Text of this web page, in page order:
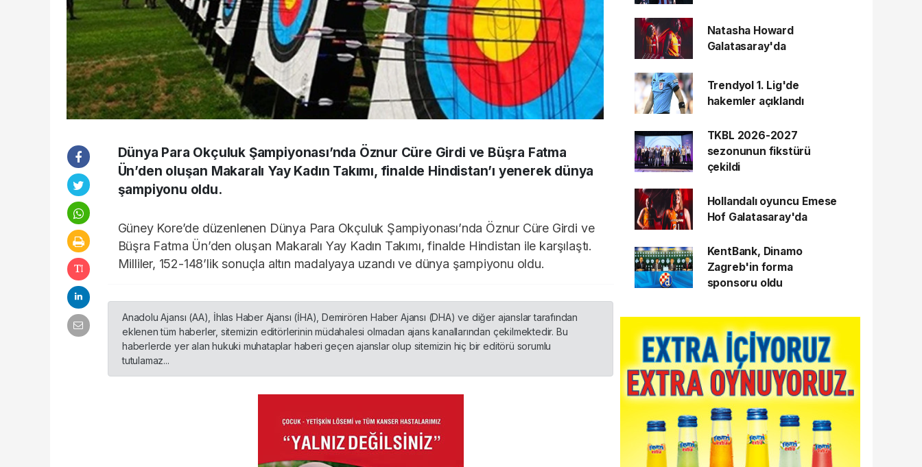
Dünya Para Okçuluk Şampiyonası’nda Öznur Cüre Girdi ve Büşra Fatma
Ün’den oluşan Makaralı Yay Kadın Takımı, finalde Hindistan’ı yenerek dünya
şampiyonu oldu.
Güney Kore’de düzenlenen Dünya Para Okçuluk Şampiyonası’nda Öznur Cüre Girdi ve
Büşra Fatma Ün’den oluşan Makaralı Yay Kadın Takımı, finalde Hindistan ile karşılaştı.
Milliler, 152-148’lik sonuçla altın madalyaya uzandı ve dünya şampiyonu oldu.
Anadolu Ajansı (AA), İhlas Haber Ajansı (İHA), Demirören Haber Ajansı (DHA) ve diğer ajanslar tarafından
eklenen tüm haberler, sitemizin editörlerinin müdahalesi olmadan ajans kanallarından çekilmektedir. Bu
haberlerde yer alan hukuki muhataplar haberi geçen ajanslar olup sitemizin hiç bir editörü sorumlu
tutulamaz...
Natasha Howard
Galatasaray'da
Trendyol 1. Lig'de
hakemler açıklandı
TKBL 2026-2027
sezonunun fikstürü
çekildi
Hollandalı oyuncu Emese
Hof Galatasaray'da
KentBank, Dinamo
Zagreb'in forma
sponsoru oldu